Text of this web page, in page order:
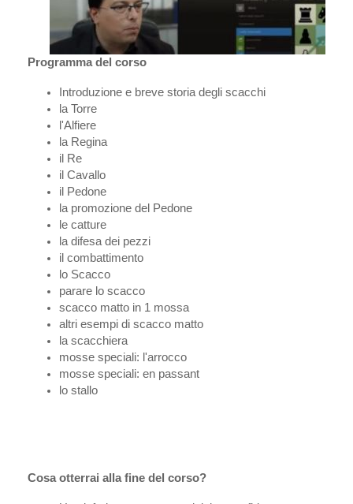
Programma del corso
Introduzione e breve storia degli scacchi
la Torre
l'Alfiere
la Regina
il Re
il Cavallo
il Pedone
la promozione del Pedone
le catture
la difesa dei pezzi
il combattimento
lo Scacco
parare lo scacco
scacco matto in 1 mossa
altri esempi di scacco matto
la scacchiera
mosse speciali: l'arrocco
mosse speciali: en passant
lo stallo
Cosa otterrai alla fine del corso?